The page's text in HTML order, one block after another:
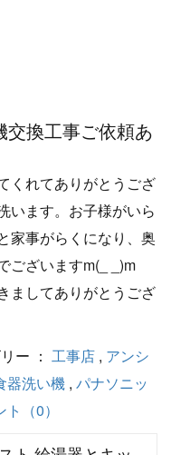
交換工事ご依頼あ
くれてありがとうござ
います。お子様がいら
家事がらくになり、奥
ございますm(_ _)m
ましてありがとうござ
ー ： 工事店 , アンシ
器洗い機 , パナソニッ
（0）